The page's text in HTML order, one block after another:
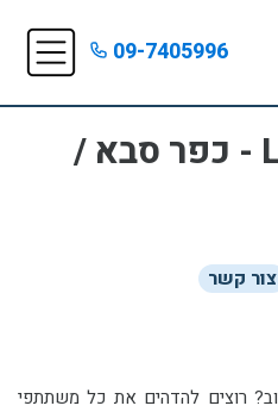
09-7405996
סטודיו לייף LIFE - כפר סבא /
צור קשר
עומדים לחגוג בר/בת מצווה בקרוב? רוצים להדהים את כל משתתפי